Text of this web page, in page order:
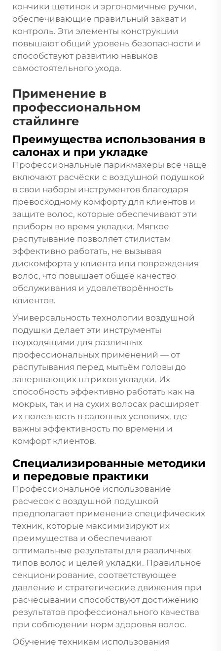
кончики щетинок и эргономичные ручки,
обеспечивающие правильный захват и
контроль. Эти элементы конструкции
повышают общий уровень безопасности и
способствуют развитию навыков
самостоятельного ухода.
Применение в
профессиональном
стайлинге
Преимущества использования в
салонах и при укладке
Профессиональные парикмахеры всё чаще
включают расчёски с воздушной подушкой
в свои наборы инструментов благодаря
превосходному комфорту для клиентов и
защите волос, которые обеспечивают эти
приборы во время укладки. Мягкое
распутывание позволяет стилистам
эффективно работать, не вызывая
дискомфорта у клиента или повреждения
волос, что повышает общее качество
обслуживания и удовлетворённость
клиентов.
Универсальность технологии воздушной
подушки делает эти инструменты
подходящими для различных
профессиональных применений — от
распутывания перед мытьём головы до
завершающих штрихов укладки. Их
способность эффективно работать как на
мокрых, так и на сухих волосах расширяет
их полезность в салонных условиях, где
важны эффективность по времени и
комфорт клиентов.
Специализированные методики
и передовые практики
Профессиональное использование
расчесок с воздушной подушкой
предполагает применение специфических
техник, которые максимизируют их
преимущества и обеспечивают
оптимальные результаты для различных
типов волос и целей укладки. Правильное
секционирование, соответствующее
давление и стратегические движения при
расчесывании способствуют достижению
результатов профессионального качества
при соблюдении норм здоровья волос.
Обучение техникам использования